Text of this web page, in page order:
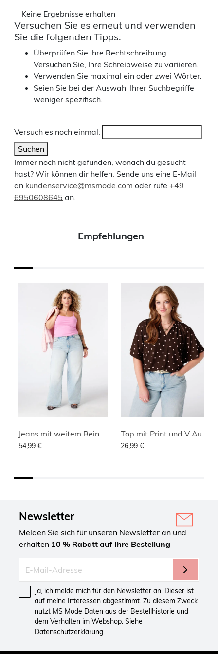
Keine Ergebnisse erhalten
Versuchen Sie es erneut und verwenden
Sie die folgenden Tipps:
Überprüfen Sie Ihre Rechtschreibung.
Versuchen Sie, Ihre Schreibweise zu variieren.
Verwenden Sie maximal ein oder zwei Wörter.
Seien Sie bei der Auswahl Ihrer Suchbegriffe
weniger spezifisch.
Versuch es noch einmal:
Suchen
Immer noch nicht gefunden, wonach du gesucht
hast? Wir können dir helfen. Sende uns eine E-Mail
an kundenservice@msmode.com oder rufe +49
6950608645 an.
Empfehlungen
54,99 € 26,99 €
Newsletter
Melden Sie sich für unseren Newsletter an und
erhalten 10 % Rabatt auf Ihre Bestellung
Ja, ich melde mich für den Newsletter an. Dieser ist
auf meine Interessen abgestimmt. Zu diesem Zweck
nutzt MS Mode Daten aus der Bestellhistorie und
dem Verhalten im Webshop. Siehe
Datenschutzerklärung.